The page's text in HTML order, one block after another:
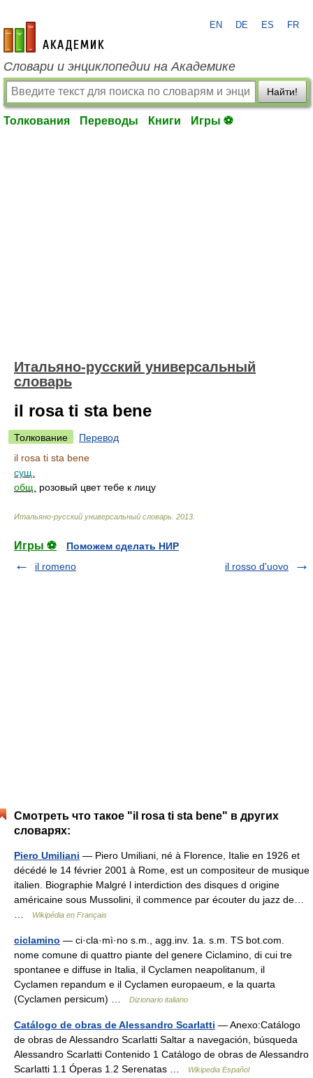
academic.ru
EN DE ES FR
Словари и энциклопедии на Академике
Найти!
Толкования Переводы Книги Игры ⚽
Итальяно-русский универсальный
словарь
il rosa ti sta bene
Толкование
Перевод
il rosa ti sta bene
сущ.
общ.
розовый цвет тебе к лицу
Итальяно-русский универсальный словарь 2013
Игры ⚽
Поможем сделать НИР
il romeno
il rosso d'uovo
Смотреть что такое "il rosa ti sta bene" в других
словарях:
Piero Umiliani — Piero Umiliani, né à Florence, Italie en 1926 et
décédé le 14 février 2001 à Rome, est un compositeur de musique
italien. Biographie Malgré l interdiction des disques d origine
américaine sous Mussolini, il commence par écouter du jazz de…
Wikipédia en Français
ciclamino — ci·cla·mì·no s.m., agg.inv. 1a. s.m. TS bot.com.
nome comune di quattro piante del genere Ciclamino, di cui tre
spontanee e diffuse in Italia, il Cyclamen neapolitanum, il
Cyclamen repandum e il Cyclamen europaeum, e la quarta
(Cyclamen persicum) …
Dizionario italiano
Catálogo de obras de Alessandro Scarlatti — Anexo:Catálogo
de obras de Alessandro Scarlatti Saltar a navegación, búsqueda
Alessandro Scarlatti Contenido 1 Catálogo de obras de Alessandro
Scarlatti 1.1 Óperas 1.2 Serenatas …
Wikipedia Español